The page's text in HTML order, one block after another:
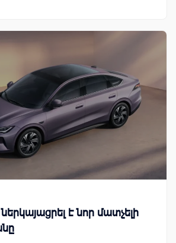
է նոր մատչելի